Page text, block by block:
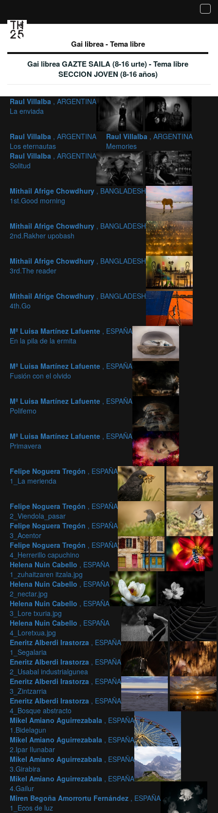
Gai librea - Tema libre
Gai librea GAZTE SAILA (8-16 urte) - Tema libre
SECCION JOVEN (8-16 años)
Raul Villalba , ARGENTINA
La enviada
Raul Villalba , ARGENTINA
Los eternautas
Raul Villalba , ARGENTINA
Memories
Raul Villalba , ARGENTINA
Solitud
Mithail Afrige Chowdhury , BANGLADESH
1st.Good morning
Mithail Afrige Chowdhury , BANGLADESH
2nd.Rakher upobash
Mithail Afrige Chowdhury , BANGLADESH
3rd.The reader
Mithail Afrige Chowdhury , BANGLADESH
4th.Go
Mª Luisa Martínez Lafuente , ESPAÑA
En la pila de la ermita
Mª Luisa Martínez Lafuente , ESPAÑA
Fusión con el olvido
Mª Luisa Martínez Lafuente , ESPAÑA
Polifemo
Mª Luisa Martínez Lafuente , ESPAÑA
Primavera
Felipe Noguera Tregón , ESPAÑA
1_La merienda
Felipe Noguera Tregón , ESPAÑA
2_Viendola_pasar
Felipe Noguera Tregón , ESPAÑA
3_Acentor
Felipe Noguera Tregón , ESPAÑA
4_Herrerillo capuchino
Helena Nuin Cabello , ESPAÑA
1_zuhaitzaren itzala.jpg
Helena Nuin Cabello , ESPAÑA
2_nectar.jpg
Helena Nuin Cabello , ESPAÑA
3_Lore txuria.jpg
Helena Nuin Cabello , ESPAÑA
4_Loretxua.jpg
Eneritz Alberdi Irastorza , ESPAÑA
1_Segalaria
Eneritz Alberdi Irastorza , ESPAÑA
2_Usabal industrialgunea
Eneritz Alberdi Irastorza , ESPAÑA
3_Zintzarria
Eneritz Alberdi Irastorza , ESPAÑA
4_Bosque abstracto
Mikel Amiano Aguirrezabala , ESPAÑA
1.Bidelagun
Mikel Amiano Aguirrezabala , ESPAÑA
2.Ipar Ilunabar
Mikel Amiano Aguirrezabala , ESPAÑA
3.Girabira
Mikel Amiano Aguirrezabala , ESPAÑA
4.Gailur
Miren Begoña Amorrortu Fernández , ESPAÑA
1_Ecos de luz